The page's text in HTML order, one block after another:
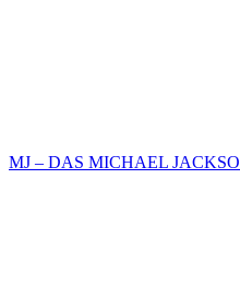
MJ – DAS MICHAEL